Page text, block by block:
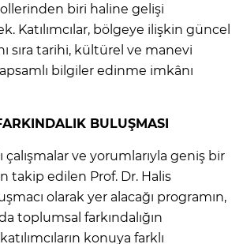
biri haline gelişi
Katılımcılar, bölgeye ilişkin güncel
sıra tarihi, kültürel ve manevi
bilgiler edinme imkânı
BULUŞMASI
çalışmalar ve yorumlarıyla geniş bir
takip edilen Prof. Dr. Halis
olarak yer alacağı programın,
toplumsal farkındalığın
konuya farklı